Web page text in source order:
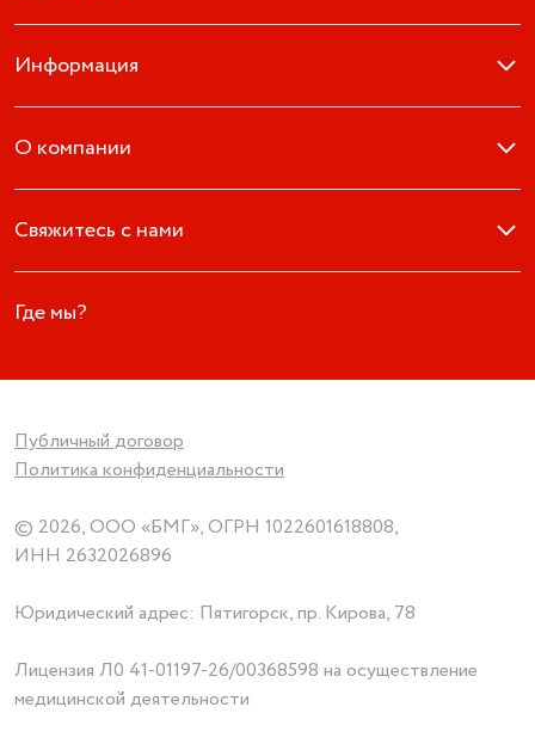
Информация
О компании
Свяжитесь с нами
Где мы?
© 2026, ООО «БМГ», ОГРН 1022601618808,
ИНН 2632026896
Публичный договор
Политика конфиденциальности
Лицензия Л0 41-01197-26/00368598 на осуществление
медицинской деятельности
Юридический адрес: Пятигорск, пр. Кирова, 78